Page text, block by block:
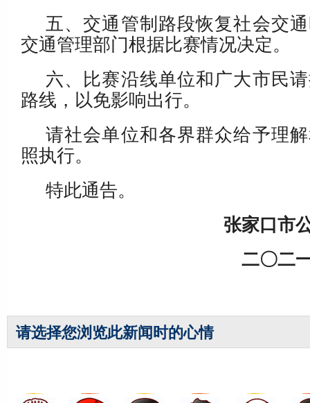
五、交通管制路段恢复社会交
交通管理部门根据比赛情况决定。
六、比赛沿线单位和广大市民
路线，以免影响出行。
请社会单位和各界群众给予理
照执行。
特此通告。
张家口市
二〇二
请选择您浏览此新闻时的心情